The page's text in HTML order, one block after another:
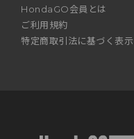
HondaGO会員とは
ご利用規約
特定商取引法に基づく表示